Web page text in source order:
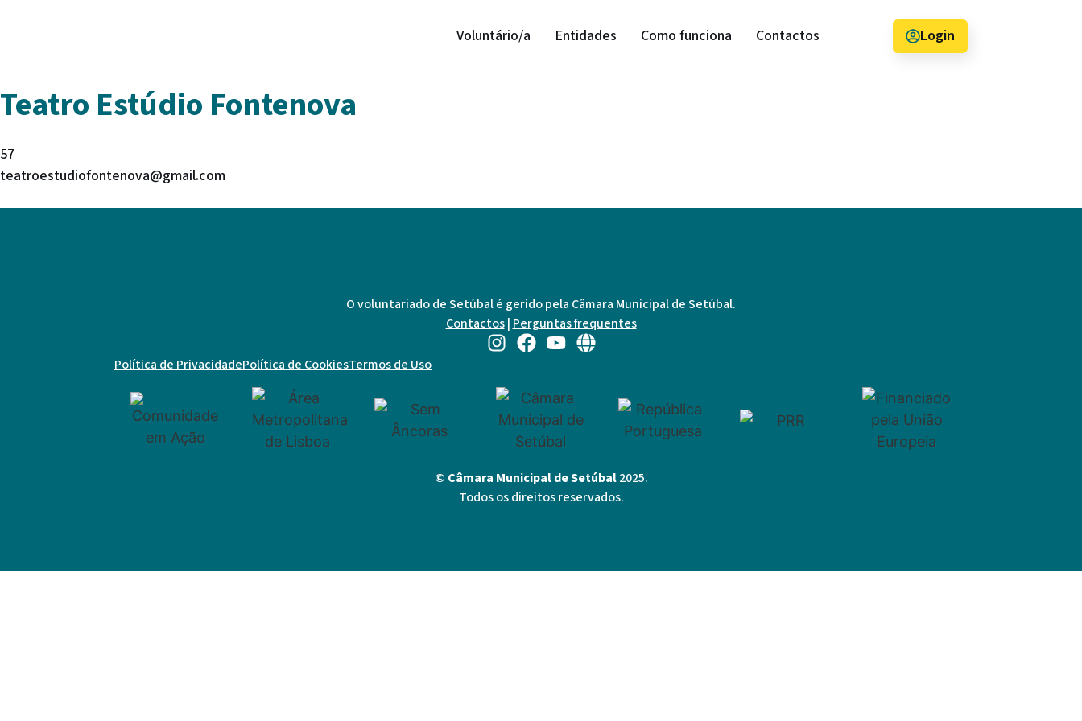
Voluntário/a Entidades Como funciona Contactos Login
Teatro Estúdio Fontenova
57
teatroestudiofontenova@gmail.com
O voluntariado de Setúbal é gerido pela Câmara Municipal de Setúbal.
Contactos| Perguntas frequentes
Política de PrivacidadePolítica de CookiesTermos de Uso
© Câmara Municipal de Setúbal2025.
Todos os direitos reservados.